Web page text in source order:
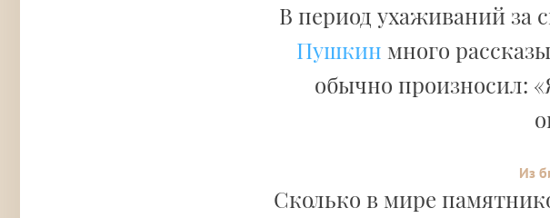
В период ухаживаний за
Пушкин много
обычно произносил:
Из
Сколько в мире